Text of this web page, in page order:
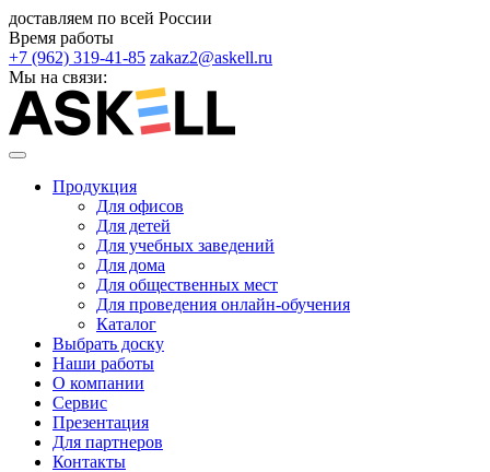
доставляем по всей России
Время работы
+7 (962) 319-41-85 zakaz2@askell.ru
Мы на связи:
Продукция
Для офисов
Для детей
Для учебных заведений
Для дома
Для общественных мест
Для проведения онлайн-обучения
Каталог
Выбрать доску
Наши работы
О компании
Сервис
Презентация
Для партнеров
Контакты